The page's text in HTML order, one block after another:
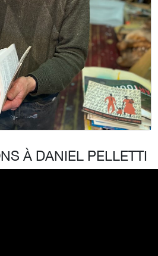
À DANIEL PELLETTI